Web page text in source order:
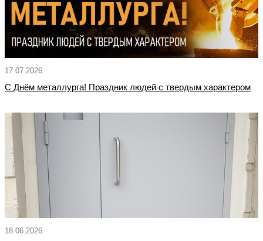
17.07.2026
С Днём металлурга! Праздник людей с твердым характером
18.06.2026